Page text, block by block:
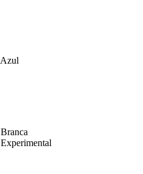
Azul
Branca
Experimental